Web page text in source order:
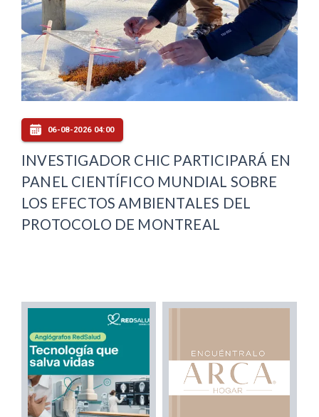
06-08-2026 04:00
INVESTIGADOR CHIC PARTICIPARÁ EN
PANEL CIENTÍFICO MUNDIAL SOBRE
LOS EFECTOS AMBIENTALES DEL
PROTOCOLO DE MONTREAL